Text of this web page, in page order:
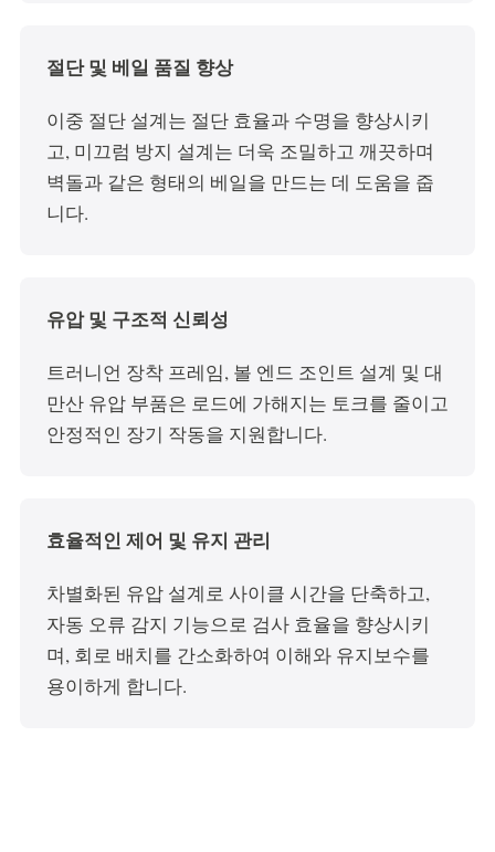
절단 및 베일 품질 향상
이중 절단 설계는 절단 효율과 수명을 향상시키
고, 미끄럼 방지 설계는 더욱 조밀하고 깨끗하며
벽돌과 같은 형태의 베일을 만드는 데 도움을 줍
니다.
유압 및 구조적 신뢰성
트러니언 장착 프레임, 볼 엔드 조인트 설계 및 대
만산 유압 부품은 로드에 가해지는 토크를 줄이고
안정적인 장기 작동을 지원합니다.
효율적인 제어 및 유지 관리
차별화된 유압 설계로 사이클 시간을 단축하고,
자동 오류 감지 기능으로 검사 효율을 향상시키
며, 회로 배치를 간소화하여 이해와 유지보수를
용이하게 합니다.